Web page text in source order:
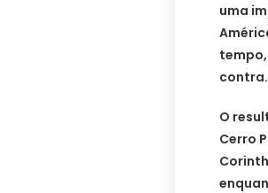
uma
contra.
O
Cerro